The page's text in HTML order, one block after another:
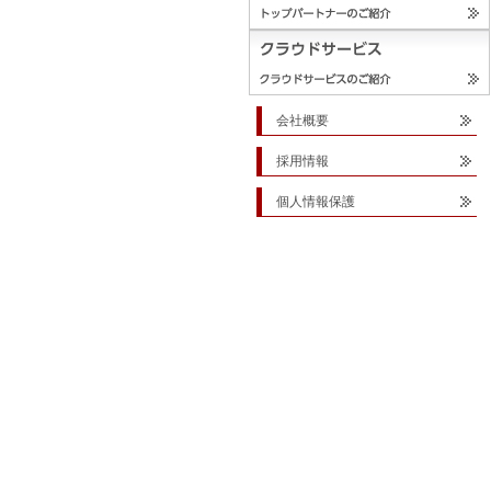
会社概要
採用情報
個人情報保護